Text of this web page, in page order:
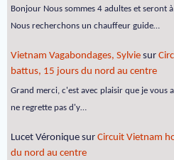
Bonjour Nous sommes 4 adultes et seront
Nous recherchons un chauffeur guide…
Vietnam Vagabondages, Sylvie sur
battus, 15 jours du nord au centre
Grand merci, c'est avec plaisir que je vous
ne regrette pas d'y…
Lucet Véronique sur Circuit Vietnam
du nord au centre